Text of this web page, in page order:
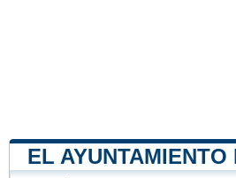
EL AYUNTAMIENTO